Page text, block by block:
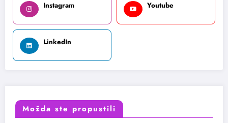
Instagram Youtube
LinkedIn
Možda ste propustili